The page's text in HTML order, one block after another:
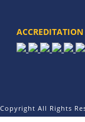
Copyright All Rights